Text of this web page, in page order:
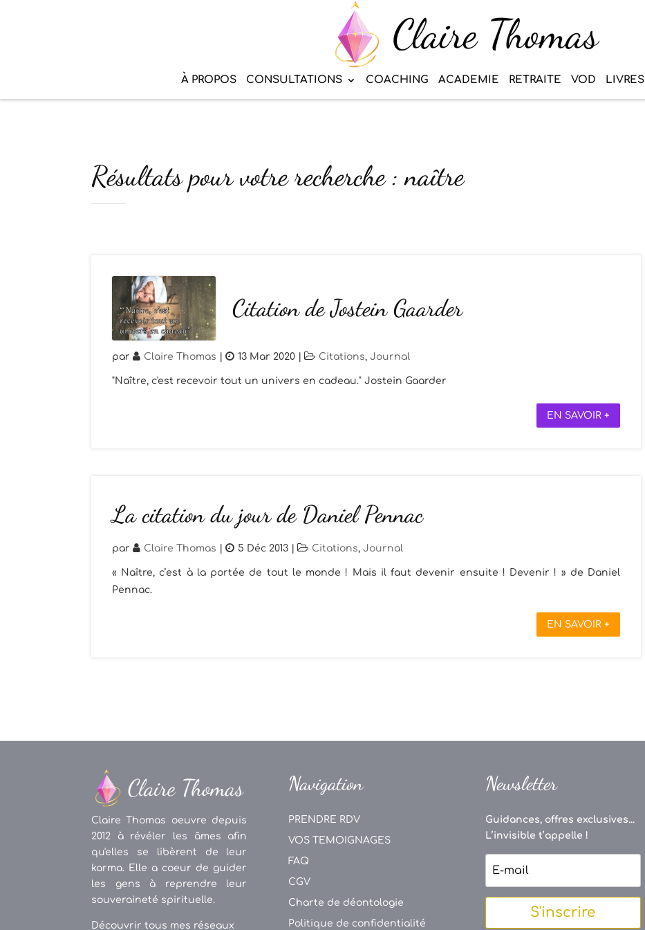
À PROPOS CONSULTATIONS COACHING ACADEMIE RETRAITE VOD LIVRES
Résultats pour votre recherche : naître
Citation de Jostein Gaarder
par Claire Thomas 13 Mar 2020 Citations, Journal
"Naître, c'est recevoir tout un univers en cadeau." Jostein Gaarder
EN SAVOIR +
La citation du jour de Daniel Pennac
par Claire Thomas 5 Déc 2013 Citations, Journal
« Naître, c’est à la portée de tout le monde ! Mais il faut devenir ensuite ! Devenir ! » de Daniel
Pennac.
EN SAVOIR +
Claire Thomas oeuvre depuis
2012 à révéler les âmes afin
qu'elles se libèrent de leur
karma. Elle a coeur de guider
les gens à reprendre leur
souveraineté spirituelle.
Découvrir tous mes réseaux
Navigation
PRENDRE RDV
VOS TEMOIGNAGES
FAQ
CGV
Charte de déontologie
Politique de confidentialité
Newsletter
Guidances, offres exclusives...
L’invisible t’appelle !
S'inscrire